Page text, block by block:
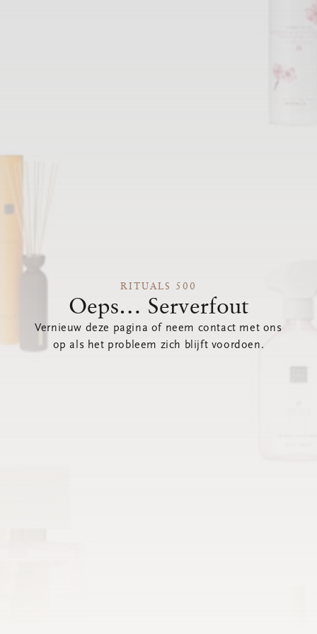
RITUALS 500
Oeps… Serverfout
Vernieuw deze pagina of neem contact met ons
op als het probleem zich blijft voordoen.